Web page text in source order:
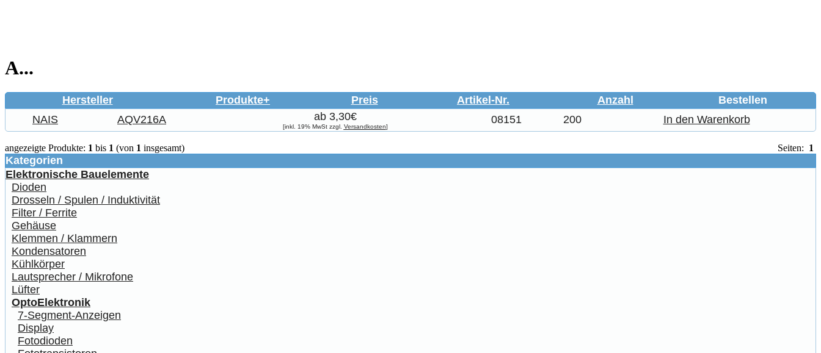
A...
Hersteller Produkte+ Preis Artikel-Nr. Anzahl
Bestellen
NAIS
AQV216A ab 3,30€
[inkl. 19% MwSt zzgl. Versandkosten]
08151 200 In den Warenkorb
Seiten: 1
angezeigte Produkte: 1 bis 1 (von 1 insgesamt)
Kategorien
Elektronische Bauelemente
Dioden
Drosseln / Spulen / Induktivität
Filter / Ferrite
Gehäuse
Klemmen / Klammern
Kondensatoren
Kühlkörper
Lautsprecher / Mikrofone
Lüfter
OptoElektronik
7-Segment-Anzeigen
Display
Fotodioden